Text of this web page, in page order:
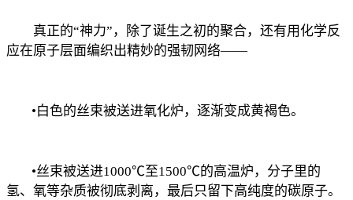
真正的“神力”，除了诞生之初的聚合，还有用化学反
应在原子层面编织出精妙的强韧网络——
•白色的丝束被送进氧化炉，逐渐变成黄褐色。
•丝束被送进1000℃至1500℃的高温炉，分子里的
氢、氧等杂质被彻底剥离，最后只留下高纯度的碳原子。